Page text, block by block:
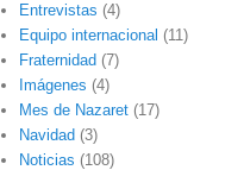
Entrevistas (4)
Equipo internacional (11)
Fraternidad (7)
Imágenes (4)
Mes de Nazaret (17)
Navidad (3)
Noticias (108)